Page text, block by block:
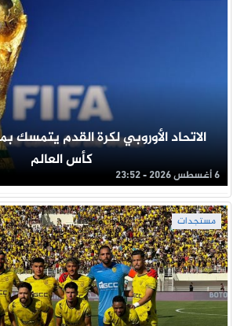
الاتحاد الأوروبي لكرة القدم يتمسك
كأس العالم
6 أغسطس 2026 - 23:52
مستجدات